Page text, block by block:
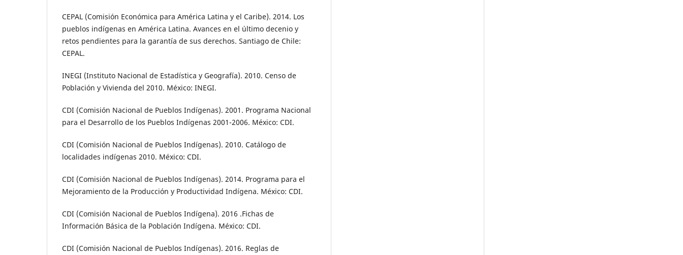
CEPAL (Comisión Económica para América Latina y el Caribe). 2014. Los
pueblos indígenas en América Latina. Avances en el último decenio y
retos pendientes para la garantía de sus derechos. Santiago de Chile:
CEPAL.
INEGI (Instituto Nacional de Estadística y Geografía). 2010. Censo de
Población y Vivienda del 2010. México: INEGI.
CDI (Comisión Nacional de Pueblos Indígenas). 2001. Programa Nacional
para el Desarrollo de los Pueblos Indígenas 2001-2006. México: CDI.
CDI (Comisión Nacional de Pueblos Indígenas). 2010. Catálogo de
localidades indígenas 2010. México: CDI.
CDI (Comisión Nacional de Pueblos Indígenas). 2014. Programa para el
Mejoramiento de la Producción y Productividad Indígena. México: CDI.
CDI (Comisión Nacional de Pueblos Indígena). 2016 .Fichas de
Información Básica de la Población Indígena. México: CDI.
CDI (Comisión Nacional de Pueblos Indígenas). 2016. Reglas de